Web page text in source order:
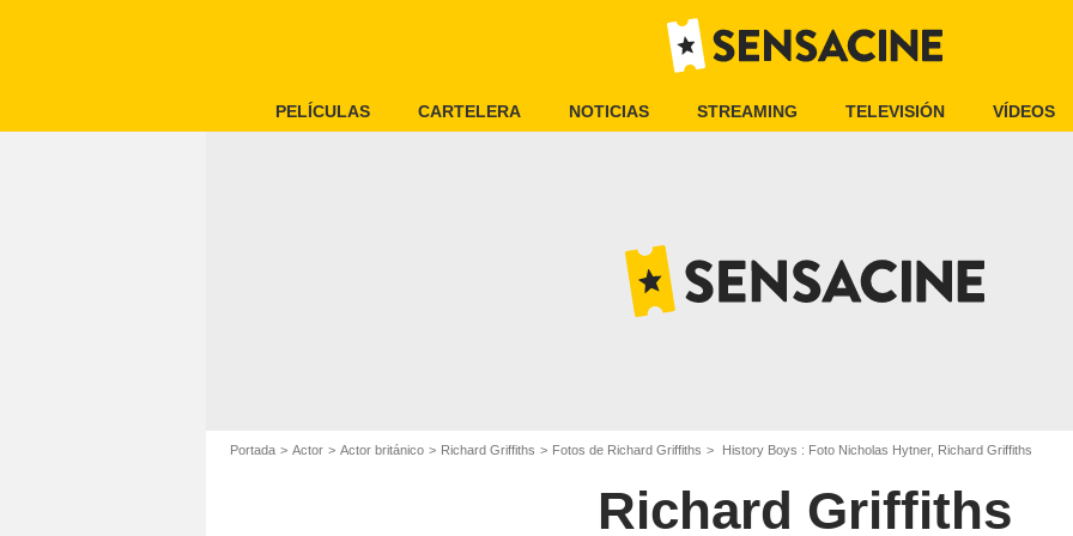
PELÍCULAS CARTELERA NOTICIAS STREAMING TELEVISIÓN VÍDEOS
Portada Actor Actor británico Richard Griffiths Fotos de Richard Griffiths History Boys : Foto Nicholas Hytner, Richard Griffiths
Richard Griffiths